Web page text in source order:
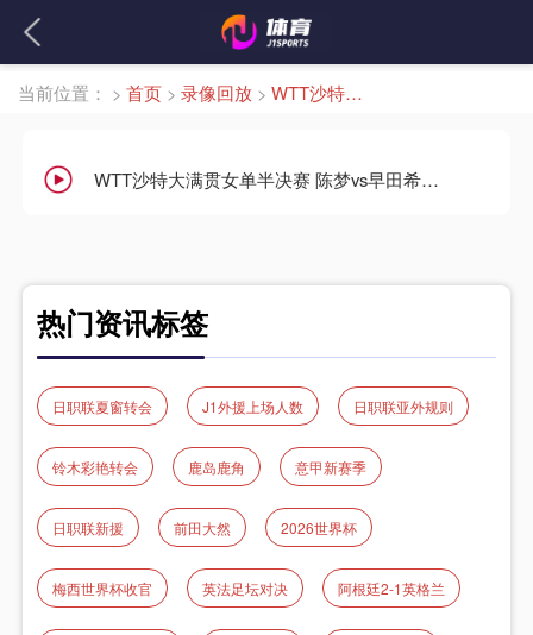
当前位置： > 首页 > 录像回放 > WTT沙特大满贯女单半决赛
WTT沙特大满贯女单半决赛 陈梦vs早田希娜 全场录像回放
热门资讯标签
日职联夏窗转会 J1外援上场人数 日职联亚外规则
铃木彩艳转会 鹿岛鹿角 意甲新赛季
日职联新援 前田大然 2026世界杯
梅西世界杯收官 英法足坛对决 阿根廷2-1英格兰